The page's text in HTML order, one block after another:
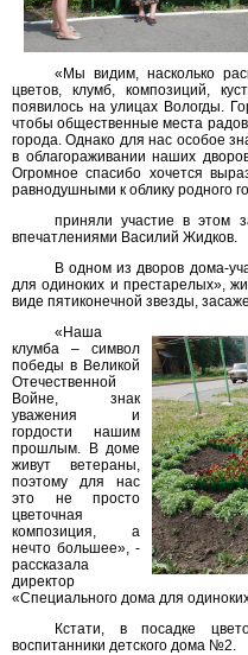
«Мы видим, насколько
цветов, клумб, композиций,
появилось на улицах Вологды.
чтобы общественные места
города. Однако для нас особое
в облагораживании наших
Огромное спасибо хочется
равнодушными к облику родного
приняли участие в этом
впечатлениями Василий Жидков.
В одном из дворов дома-
для одиноких и престарелых»,
виде пятиконечной звезды,
«Наша
клумба – символ
победы в Великой
Отечественной
Войне, знак
уважения и
гордости нашим
прошлым. В доме
живут ветераны,
поэтому для нас
это не просто
цветочная
композиция, а
нечто большее», -
рассказала
директор
«Специального дома для
Кстати, в посадке
воспитанники детского дома №2.